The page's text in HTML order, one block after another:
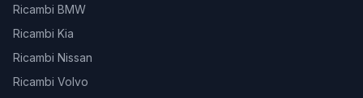
Ricambi BMW
Ricambi Kia
Ricambi Nissan
Ricambi Volvo